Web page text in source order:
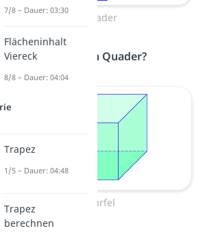
Quader
Ist ein Würfel ein Quader?
Würfel
7/8 – Dauer: 03:30
Flächeninhalt
Viereck
8/8 – Dauer: 04:04
Trapez
1/5 – Dauer: 04:48
Trapez
berechnen